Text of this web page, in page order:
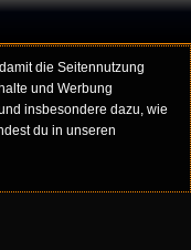
die Seitennutzung
und Werbung
insbesondere dazu, wie
du in unseren